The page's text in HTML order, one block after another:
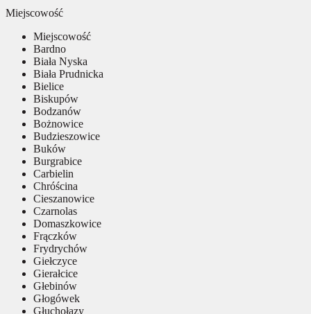
Miejscowość
Miejscowość
Bardno
Biała Nyska
Biała Prudnicka
Bielice
Biskupów
Bodzanów
Bożnowice
Budzieszowice
Buków
Burgrabice
Carbielin
Chróścina
Cieszanowice
Czarnolas
Domaszkowice
Frączków
Frydrychów
Giełczyce
Gierałcice
Głebinów
Głogówek
Głuchołazy